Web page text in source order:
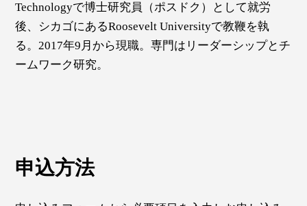
Technologyで博士研究員（ポスドク）として就労
後、シカゴにあるRoosevelt Universityで教鞭を執
る。2017年9月から現職。専門はリーダーシップとチ
ームワーク研究。
申込方法